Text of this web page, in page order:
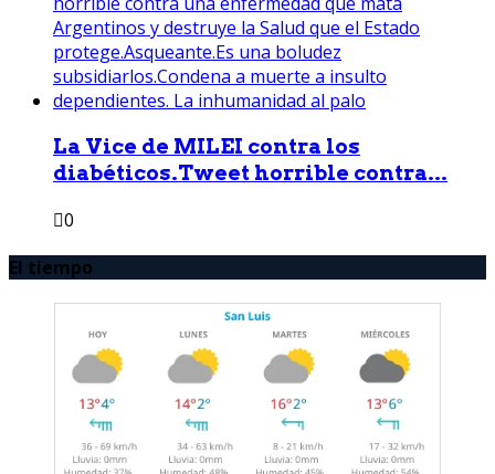
La Vice de MILEI contra los
diabéticos.Tweet horrible contra...
0
El tiempo